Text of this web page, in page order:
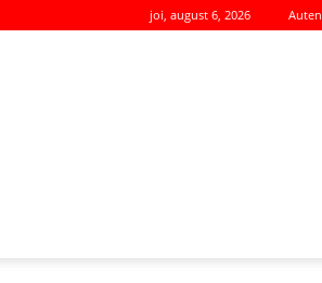
joi, august 6, 2026